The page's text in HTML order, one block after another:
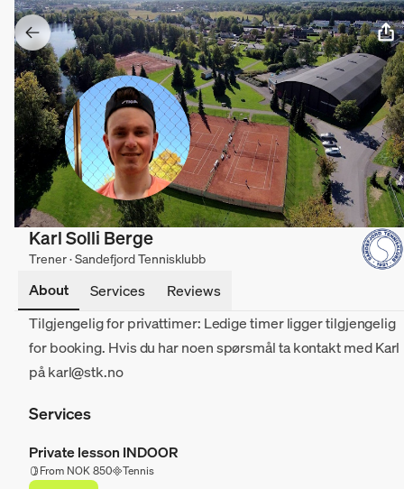
Karl Solli Berge
Trener · Sandefjord Tennisklubb
About Services
Reviews
Tilgjengelig for privattimer: Ledige timer ligger tilgjengelig
for booking. Hvis du har noen spørsmål ta kontakt med Karl
på karl@stk.no
Services
Private lesson INDOOR
From NOK 850 Tennis